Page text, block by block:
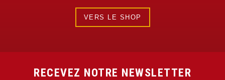
VERS LE SHOP
RECEVEZ NOTRE NEWSLETTER